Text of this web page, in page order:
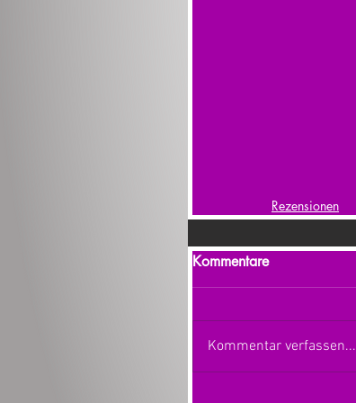
Rezensionen
Kommentare
Kommentar verfassen...